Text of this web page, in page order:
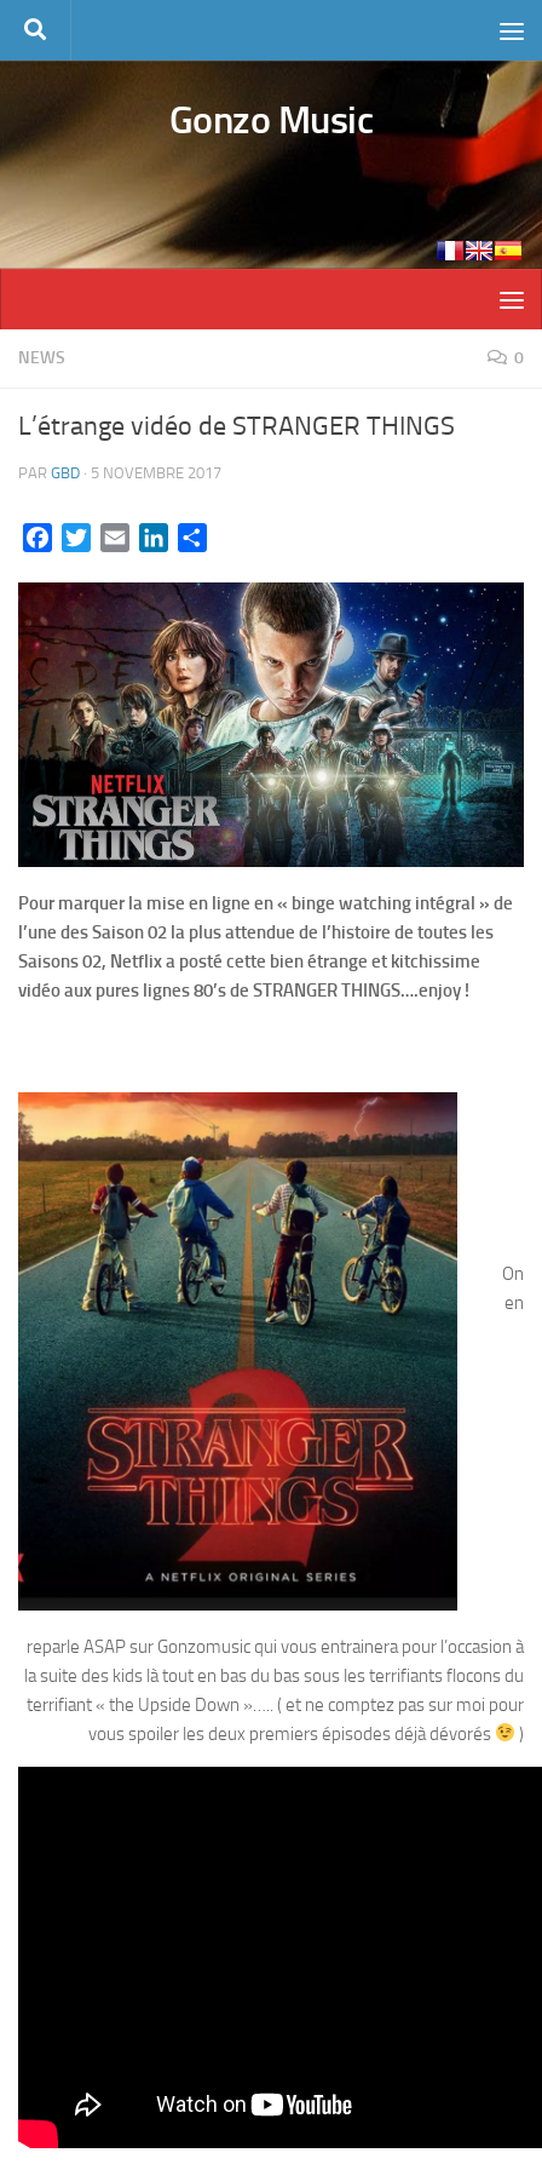
Skip to content
Gonzo Music
NEWS 0
L’étrange vidéo de STRANGER THINGS
PAR GBD · 5 NOVEMBRE 2017
FacebookTwitterEmail LinkedIn
Pour marquer la mise en ligne en « binge watching intégral » de
l’une des Saison 02 la plus attendue de l’histoire de toutes les
Saisons 02, Netflix a posté cette bien étrange et kitchissime
vidéo aux pures lignes 80’s de STRANGER THINGS….enjoy !
On
en
reparle ASAP sur Gonzomusic qui vous entrainera pour l’occasion à
la suite des kids là tout en bas du bas sous les terrifiants flocons du
terrifiant « the Upside Down »….. ( et ne comptez pas sur moi pour
vous spoiler les deux premiers épisodes déjà dévorés
)